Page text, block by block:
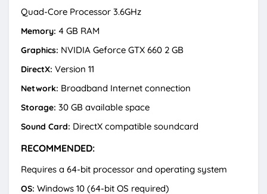
Quad-Core Processor 3.6GHz
Memory: 4 GB RAM
Graphics: NVIDIA Geforce GTX 660 2 GB
DirectX: Version 11
Network: Broadband Internet connection
Storage: 30 GB available space
Sound Card: DirectX compatible soundcard
RECOMMENDED:
Requires a 64-bit processor and operating system
OS: Windows 10 (64-bit OS required)